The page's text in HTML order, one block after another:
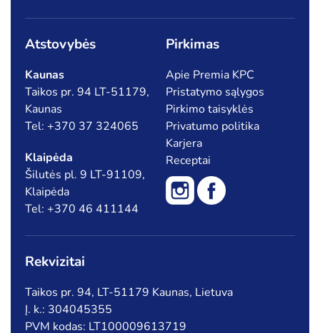
Atstovybės
Kaunas
Taikos pr. 94 LT-51179,
Kaunas
Tel: +370 37 324065
Klaipėda
Šilutės pl. 9 LT-91109,
Klaipėda
Tel: +370 46 411144
Pirkimas
Apie Premia KPC
Pristatymo sąlygos
Pirkimo taisyklės
Privatumo politika
Karjera
Receptai
Rekvizitai
Taikos pr. 94, LT-51179 Kaunas, Lietuva
Į. k.: 304045355
PVM kodas: LT100009613719